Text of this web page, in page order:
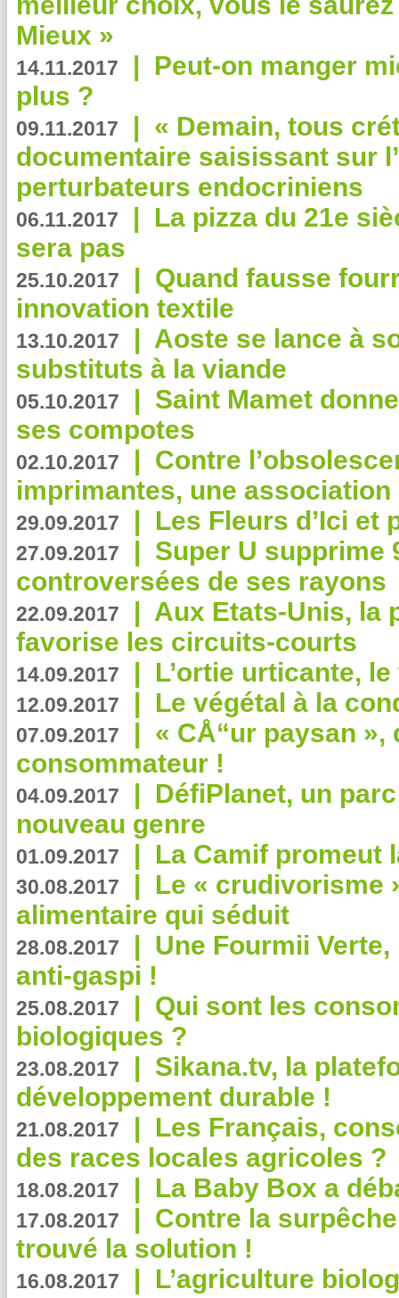
Mieux »
14.11.2017 | Peut-on manger
plus ?
09.11.2017 | « Demain, tous
documentaire saisissant sur
perturbateurs endocriniens
06.11.2017 | La pizza du 21e
sera pas
25.10.2017 | Quand fausse
innovation textile
13.10.2017 | Aoste se lance à
substituts à la viande
05.10.2017 | Saint Mamet
ses compotes
02.10.2017 | Contre
imprimantes, une
29.09.2017 | Les Fleurs d’Ici et
27.09.2017 | Super U supprime
controversées de ses rayons
22.09.2017 | Aux Etats-Unis, la
favorise les circuits-courts
14.09.2017 | L’ortie urticante,
12.09.2017 | Le végétal à la
07.09.2017 | « CÅ“ur paysan
consommateur !
04.09.2017 | DéfiPlanet, un
nouveau genre
01.09.2017 | La Camif promeut
30.08.2017 | Le « crudivorisme
alimentaire qui séduit
28.08.2017 | Une Fourmii
anti-gaspi !
25.08.2017 | Qui sont les
biologiques ?
23.08.2017 | Sikana.tv, la
développement durable !
21.08.2017 | Les Français,
des races locales agricoles ?
18.08.2017 | La Baby Box a
17.08.2017 | Contre la
trouvé la solution !
16.08.2017 | L’agriculture